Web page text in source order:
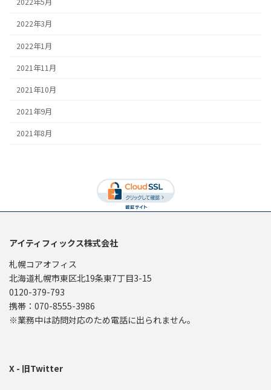
2022年3月
2022年1月
2021年11月
2021年10月
2021年9月
2021年8月
アイティフィックス株式会社
札幌コアオフィス
北海道札幌市東区北19条東7丁目3-15
0120-379-793
携帯：070-8555-3986
※業務中は訪問対応のため電話に出られません。
X - 旧Twitter